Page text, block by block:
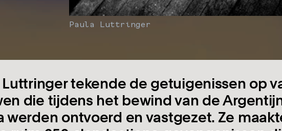
Paula Luttringer
Luttringer tekende de getuigenissen op
die tijdens het bewind van de
werden ontvoerd en vastgezet. Ze